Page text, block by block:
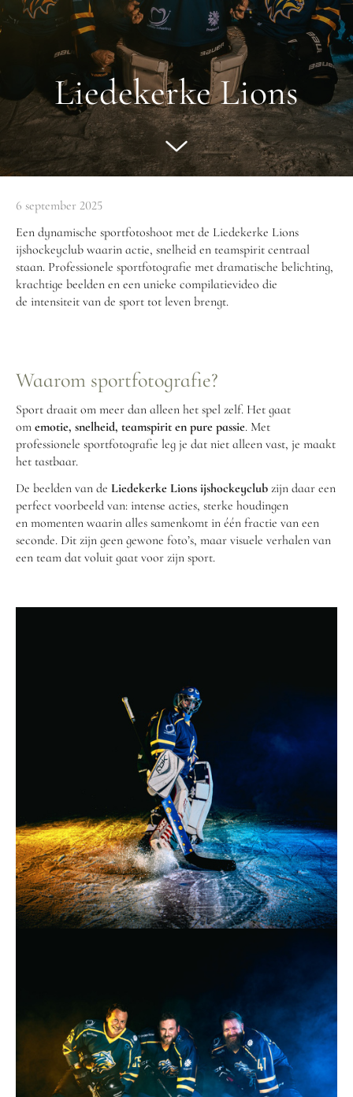
Liedekerke Lions
6 september 2025
Een dynamische sportfotoshoot met de Liedekerke Lions
ijshockeyclub waarin actie, snelheid en teamspirit centraal
staan. Professionele sportfotografie met dramatische belichting,
krachtige beelden en een unieke compilatievideo die
de intensiteit van de sport tot leven brengt.
Waarom sportfotografie?
Sport draait om meer dan alleen het spel zelf. Het gaat
om emotie, snelheid, teamspirit en pure passie. Met
professionele sportfotografie leg je dat niet alleen vast, je maakt
het tastbaar.
De beelden van de Liedekerke Lions ijshockeyclub zijn daar een
perfect voorbeeld van: intense acties, sterke houdingen
en momenten waarin alles samenkomt in één fractie van een
seconde. Dit zijn geen gewone foto’s, maar visuele verhalen van
een team dat voluit gaat voor zijn sport.